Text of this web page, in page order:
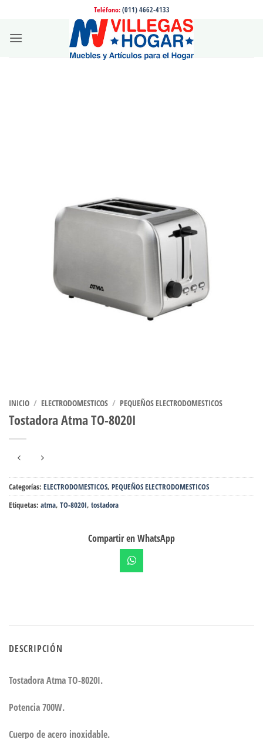
contenido
Teléfono: (011) 4662-4133
INICIO / ELECTRODOMESTICOS / PEQUEÑOS ELECTRODOMESTICOS
Tostadora Atma TO-8020I
Categorías: ELECTRODOMESTICOS, PEQUEÑOS ELECTRODOMESTICOS
Etiquetas: atma, TO-8020I, tostadora
Compartir en WhatsApp
DESCRIPCIÓN
Tostadora Atma TO-8020I.
Potencia 700W.
Cuerpo de acero inoxidable.